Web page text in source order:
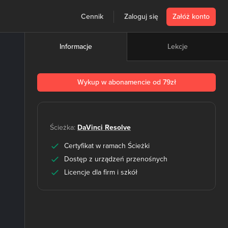
Cennik Zaloguj się Załóż konto
Informacje Lekcje
Wykup w abonamencie od 79zł
Ścieżka: DaVinci Resolve
Certyfikat w ramach Ścieżki
Dostęp z urządzeń przenośnych
Licencje dla firm i szkół